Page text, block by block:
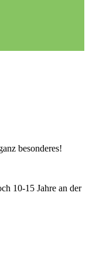
besonderes!
10-15 Jahre an der